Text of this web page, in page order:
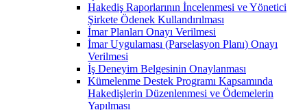
Hakediş Raporlarının İncelenmesi ve Yönetici
Şirkete Ödenek Kullandırılması
İmar Planları Onayı Verilmesi
İmar Uygulaması (Parselasyon Planı) Onayı
Verilmesi
İş Deneyim Belgesinin Onaylanması
Kümelenme Destek Programı Kapsamında
Hakedişlerin Düzenlenmesi ve Ödemelerin
Yapılması